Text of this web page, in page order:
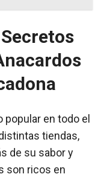
en todo el
tiendas,
de su sabor y
son ricos en